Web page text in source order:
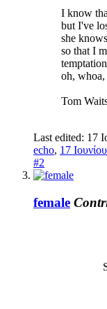
I know
but I've
she
so that I
oh, whoa,
Tom
Last edited: 17
echo, 17
#2
female